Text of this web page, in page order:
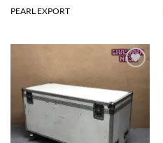
PEARL EXPORT
lista de
deseos